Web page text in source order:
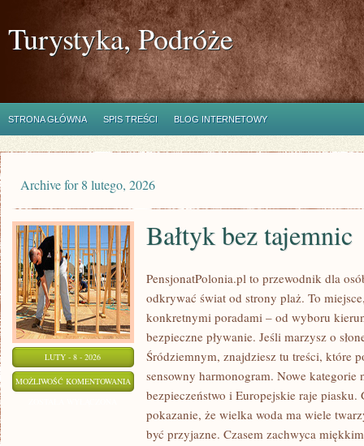
Turystyka, Podróże
STRONA GŁÓWNA SPIS TREŚCI BLOG INTERNETOWY
Archive for 8 lutego, 2026
LUTY - 8 - 2026
MOŻLIWOŚĆ KOMENTOWANIA BAŁTYK
TAJEMNIC
Bałtyk bez tajemnic
PensjonatPolonia.pl to przewodnik dla
odkrywać świat od strony plaż. To
konkretnymi poradami – od wyboru
bezpieczne pływanie. Jeśli marzysz o
Śródziemnym, znajdziesz tu treści, które
sensowny harmonogram. Nowe kategorie
bezpieczeństwo i Europejskie raje piasku.
pokazanie, że wielka woda ma wiele
być przyjazne. Czasem zachwyca